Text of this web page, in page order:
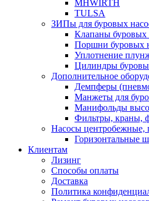
MHWIRTH
TULSA
ЗИПы для буровых
Клапаны буровых
Поршни буровых
Уплотнение
Цилиндры
Дополнительное
Демпферы
Манжеты для
Манифольды
Фильтры, краны,
Насосы центробежные,
Горизонтальные
Клиентам
Лизинг
Способы оплаты
Доставка
Политика